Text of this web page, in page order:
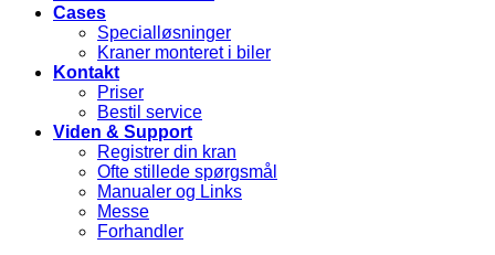
Cases
Specialløsninger
Kraner monteret i biler
Kontakt
Priser
Bestil service
Viden & Support
Registrer din kran
Ofte stillede spørgsmål
Manualer og Links
Messe
Forhandler